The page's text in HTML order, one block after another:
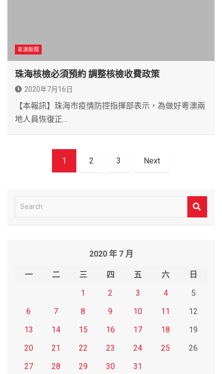
本澳新聞
珠海核檢必須預約 調整核檢收費政策
2020年7月16日
【本報訊】珠海市疫情防控指揮部表示，為做好粵澳兩
地人員恢復正…
1 2 3 Next
e
2020 年 7 月
一 二 三 四 五 六
日
1
2 3 4
5
6
7 8 9 10 11
12
13
14 15 16 17 18
19
20
21 22 23 24 25
26
27
28 29 30
31